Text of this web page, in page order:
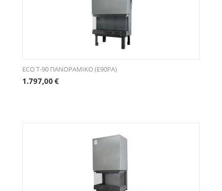
ECO Τ-90 ΠΑΝΟΡΑΜΙΚΟ (E90PA)
1.797,00 €